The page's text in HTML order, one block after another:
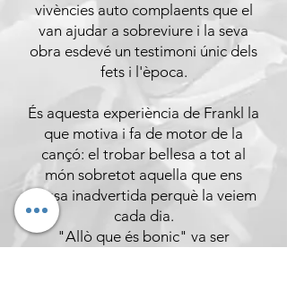
vivències auto complaents que el
van ajudar a sobreviure i la seva
obra esdevé un testimoni únic dels
fets i l'època.
És aquesta experiència de Frankl la
que motiva i fa de motor de la
cançó: el trobar bellesa a tot al
món sobretot aquella que ens
passa inadvertida perquè la veiem
cada dia.
"Allò que és bonic" va ser